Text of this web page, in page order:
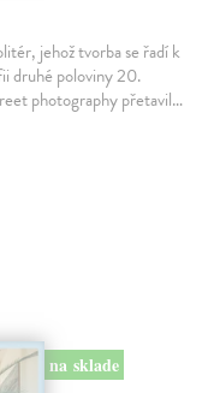
jehož tvorba se řadí k
druhé poloviny 20.
photography přetavil…
na sklade